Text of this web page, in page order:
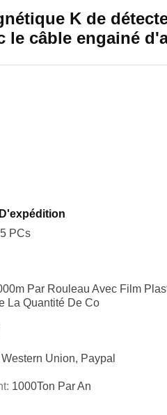
K de
le câble engainé
5 PCs
Par Rouleau Avec Film
La Quantité De Co
Western Union, Paypal
1000Ton Par An